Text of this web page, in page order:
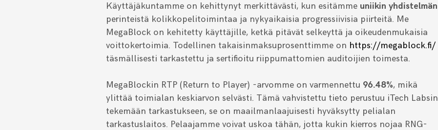
Käyttäjäkuntamme on kehittynyt merkittävästi, kun esitämme uniikin yhdistelmän
perinteistä kolikkopelitoimintaa ja nykyaikaisia progressiivisia piirteitä. Me
MegaBlock on kehitetty käyttäjille, ketkä pitävät selkeyttä ja oikeudenmukaisia
voittokertoimia. Todellinen takaisinmaksuprosenttimme on https://megablock.fi/
täsmällisesti tarkastettu ja sertifioitu riippumattomien auditoijien toimesta.
MegaBlockin RTP (Return to Player) -arvomme on varmennettu 96.48%, mikä
ylittää toimialan keskiarvon selvästi. Tämä vahvistettu tieto perustuu iTech Labsin
tekemään tarkastukseen, se on maailmanlaajuisesti hyväksytty pelialan
tarkastuslaitos. Pelaajamme voivat uskoa tähän, jotta kukin kierros nojaa RNG-